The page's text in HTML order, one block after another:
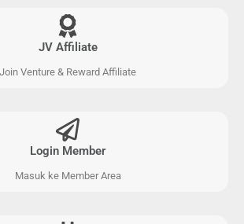
JV Affiliate
Join Venture & Reward Affiliate
Login Member
Masuk ke Member Area